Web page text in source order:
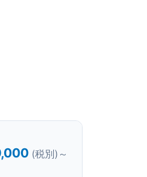
(税別)～